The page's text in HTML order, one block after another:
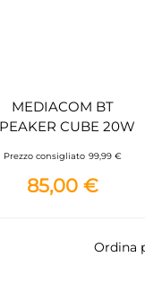
MEDIACOM BT
CUBE 20W
Prezzo consigliato 99,99 €
85,00 €
Ordina